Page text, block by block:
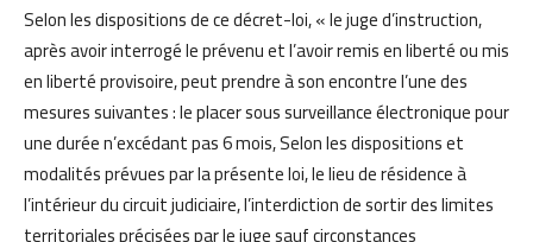
Selon les dispositions de ce décret-loi, « le juge d’instruction,
après avoir interrogé le prévenu et l’avoir remis en liberté ou mis
en liberté provisoire, peut prendre à son encontre l’une des
mesures suivantes : le placer sous surveillance électronique pour
une durée n’excédant pas 6 mois, Selon les dispositions et
modalités prévues par la présente loi, le lieu de résidence à
l’intérieur du circuit judiciaire, l’interdiction de sortir des limites